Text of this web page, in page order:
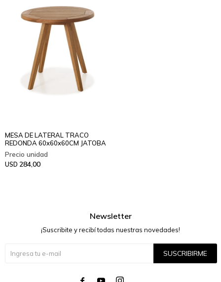
MESA DE LATERAL TRACO
REDONDA 60x60x60CM JATOBA
USD 284,00
Newsletter
¡Suscribite y recibí todas nuestras novedades!
SUSCRIBIRME
  